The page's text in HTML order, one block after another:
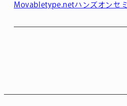
Movabletype.netハンズオンセ